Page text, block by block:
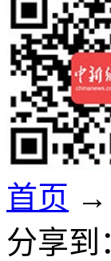
首页 →
分享到